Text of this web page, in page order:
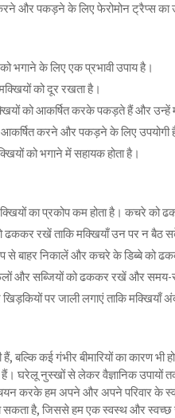
और पकड़ने के लिए फेरोमोन ट्रैप्स का
भगाने के लिए एक प्रभावी उपाय है।
को दूर रखता है।
को आकर्षित करके पकड़ते हैं और उन्हें
आकर्षित करने और पकड़ने के लिए उपयोगी
को भगाने में सहायक होता है।
का प्रकोप कम होता है। कचरे
को ढककर रखें ताकि मक्खियाँ उन पर न बैठ
से बाहर निकालें और कचरे के डिब्बे को
और सब्जियों को ढककर रखें और समय-
खिड़कियों पर जाली लगाएं ताकि
बल्कि कई गंभीर बीमारियों का कारण
घरेलू नुस्खों से लेकर वैज्ञानिक उपायों
चयन करके हम अपने और अपने परिवार के
सकता है, जिससे हम एक स्वस्थ और